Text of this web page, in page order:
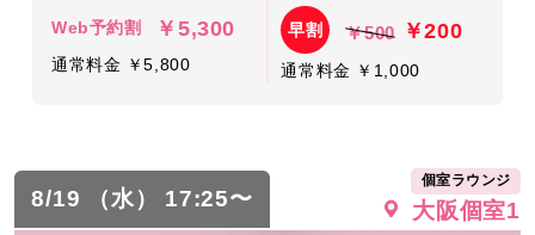
Web予約割 ￥5,300
通常料金 ￥5,800
早割 ￥500 ￥200
通常料金 ￥1,000
8/19 （水） 17:25〜
個室ラウンジ
大阪個室1